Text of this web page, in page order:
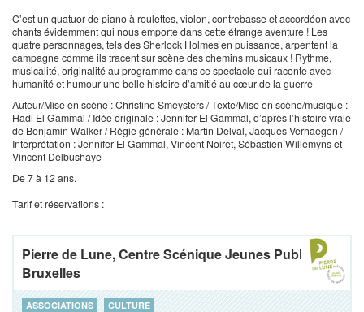
C’est un quatuor de piano à roulettes, violon, contrebasse et accordéon avec
chants évidemment qui nous emporte dans cette étrange aventure ! Les
quatre personnages, tels des Sherlock Holmes en puissance, arpentent la
campagne comme ils tracent sur scène des chemins musicaux ! Rythme,
musicalité, originalité au programme dans ce spectacle qui raconte avec
humanité et humour une belle histoire d’amitié au cœur de la guerre
Auteur/Mise en scène : Christine Smeysters / Texte/Mise en scène/musique :
Hadi El Gammal / Idée originale : Jennifer El Gammal, d’après l’histoire vraie
de Benjamin Walker / Régie générale : Martin Delval, Jacques Verhaegen /
Interprétation : Jennifer El Gammal, Vincent Noiret, Sébastien Willemyns et
Vincent Delbushaye
De 7 à 12 ans.
Tarif et réservations :
Pierre de Lune, Centre Scénique Jeunes Publics de
Bruxelles
ASSOCIATIONS CULTURE